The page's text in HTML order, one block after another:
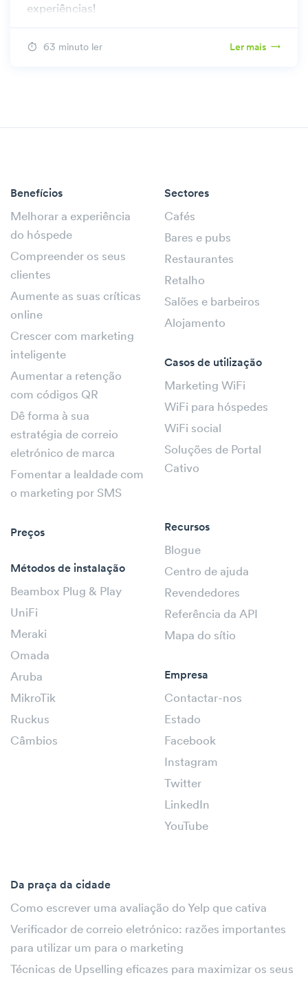
experiências!
63 minuto ler Ler mais
Benefícios
Melhorar a experiência
do hóspede
Compreender os seus
clientes
Aumente as suas críticas
online
Crescer com marketing
inteligente
Aumentar a retenção
com códigos QR
Dê forma à sua
estratégia de correio
eletrónico de marca
Fomentar a lealdade com
o marketing por SMS
Preços
Métodos de instalação
Beambox Plug & Play
UniFi
Meraki
Omada
Aruba
MikroTik
Ruckus
Câmbios
Sectores
Cafés
Bares e pubs
Restaurantes
Retalho
Salões e barbeiros
Alojamento
Casos de utilização
Marketing WiFi
WiFi para hóspedes
WiFi social
Soluções de Portal
Cativo
Recursos
Blogue
Centro de ajuda
Revendedores
Referência da API
Mapa do sítio
Empresa
Contactar-nos
Estado
Facebook
Instagram
Twitter
LinkedIn
YouTube
Da praça da cidade
Como escrever uma avaliação do Yelp que cativa
Verificador de correio eletrónico: razões importantes
para utilizar um para o marketing
Técnicas de Upselling eficazes para maximizar os seus